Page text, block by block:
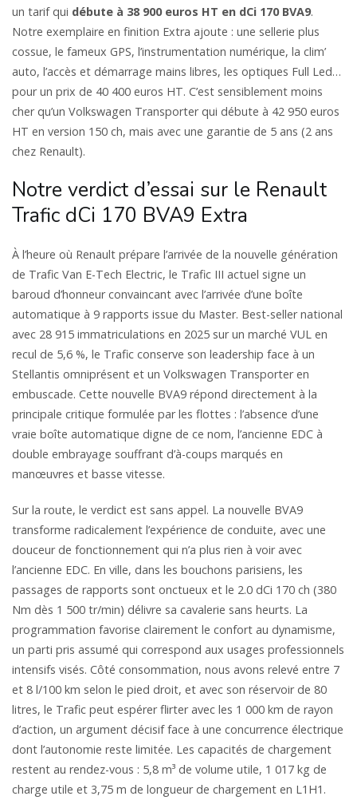
un tarif qui débute à 38 900 euros HT en dCi 170 BVA9.
Notre exemplaire en finition Extra ajoute : une sellerie plus
cossue, le fameux GPS, l’instrumentation numérique, la clim’
auto, l’accès et démarrage mains libres, les optiques Full Led…
pour un prix de 40 400 euros HT. C’est sensiblement moins
cher qu’un Volkswagen Transporter qui débute à 42 950 euros
HT en version 150 ch, mais avec une garantie de 5 ans (2 ans
chez Renault).
Notre verdict d’essai sur le Renault
Trafic dCi 170 BVA9 Extra
À l’heure où Renault prépare l’arrivée de la nouvelle génération
de Trafic Van E-Tech Electric, le Trafic III actuel signe un
baroud d’honneur convaincant avec l’arrivée d’une boîte
automatique à 9 rapports issue du Master. Best-seller national
avec 28 915 immatriculations en 2025 sur un marché VUL en
recul de 5,6 %, le Trafic conserve son leadership face à un
Stellantis omniprésent et un Volkswagen Transporter en
embuscade. Cette nouvelle BVA9 répond directement à la
principale critique formulée par les flottes : l’absence d’une
vraie boîte automatique digne de ce nom, l’ancienne EDC à
double embrayage souffrant d’à-coups marqués en
manœuvres et basse vitesse.
Sur la route, le verdict est sans appel. La nouvelle BVA9
transforme radicalement l’expérience de conduite, avec une
douceur de fonctionnement qui n’a plus rien à voir avec
l’ancienne EDC. En ville, dans les bouchons parisiens, les
passages de rapports sont onctueux et le 2.0 dCi 170 ch (380
Nm dès 1 500 tr/min) délivre sa cavalerie sans heurts. La
programmation favorise clairement le confort au dynamisme,
un parti pris assumé qui correspond aux usages professionnels
intensifs visés. Côté consommation, nous avons relevé entre 7
et 8 l/100 km selon le pied droit, et avec son réservoir de 80
litres, le Trafic peut espérer flirter avec les 1 000 km de rayon
d’action, un argument décisif face à une concurrence électrique
dont l’autonomie reste limitée. Les capacités de chargement
restent au rendez-vous : 5,8 m³ de volume utile, 1 017 kg de
charge utile et 3,75 m de longueur de chargement en L1H1.